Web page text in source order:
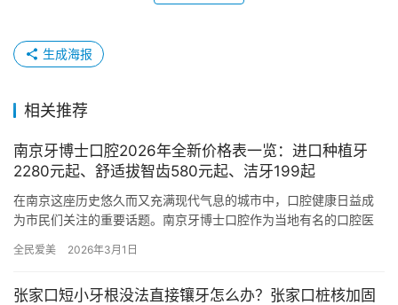
生成海报
相关推荐
南京牙博士口腔2026年全新价格表一览：进口种植牙
2280元起、舒适拔智齿580元起、洁牙199起
在南京这座历史悠久而又充满现代气息的城市中，口腔健康日益成
为市民们关注的重要话题。南京牙博士口腔作为当地有名的口腔医
务。随…
全民爱美 2026年3月1日
张家口短小牙根没法直接镶牙怎么办？张家口桩核加固